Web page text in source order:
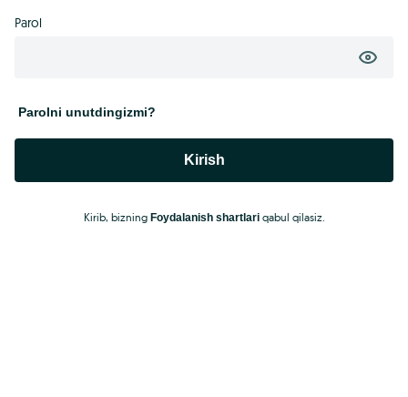
Parol
Parolni unutdingizmi?
Kirish
Kirib, bizning Foydalanish shartlariqabul qilasiz.